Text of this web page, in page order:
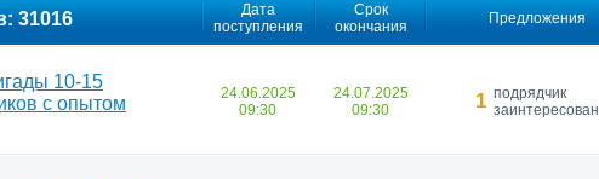
31016
Дата
поступления
Срок
окончания
Предложения
10-15
с опытом
24.06.2025
09:30
24.07.2025
09:30
1 подрядчик
заинтересован